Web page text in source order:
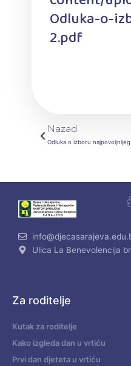
Odluka-o-
2.pdf
Prev
Nazad
Odluka o
Ulica La Benevolencija
Za roditelje
Kutak za roditelje
Kako izgleda dan u vrtiću
Prvi dan djeteta u vrtiću